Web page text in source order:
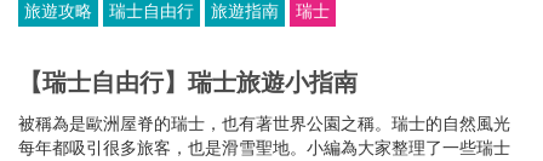
旅遊攻略 瑞士自由行 旅遊指南 瑞士
【瑞士自由行】瑞士旅遊小指南
被稱為是歐洲屋脊的瑞士，也有著世界公園之稱。瑞士的自然風光
每年都吸引很多旅客，也是滑雪聖地。小編為大家整理了一些瑞士